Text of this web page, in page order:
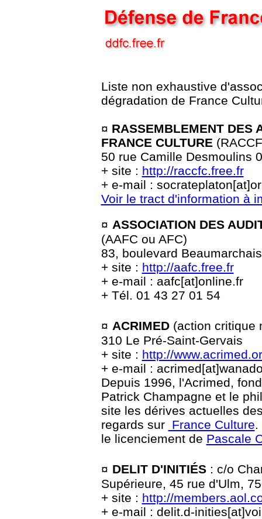
Liste non exhaustive
dégradation de France
¤ RASSEMBLEMENT DES
FRANCE CULTURE
50 rue Camille Desmoulins
+ site : http://raccfc.free.fr
+ e-mail :
Voir le tract d'information à
¤ ASSOCIATION DES
(AAFC ou AFC)
83, boulevard
+ site : http://aafc.free.fr
+ e-mail : aafc[at]online.fr
+ Tél. 01 43 27 01 54
¤ ACRIMED(action critique
310 Le Pré-Saint-Gervais
+ site : http://
+ e-mail :
Depuis 1996, l'Acrimed,
Patrick Champagne et le
site les dérives actuelles
regards sur France Culture.
le licenciement de Pascale
¤ DELIT D'INITIÉS: c/o
Supérieure, 45 rue d'Ulm,
+ site : http://
+ e-mail : delit.d-